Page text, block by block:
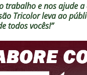
trabalho e nos ajude
Tricolor leva ao
todos vocês!”